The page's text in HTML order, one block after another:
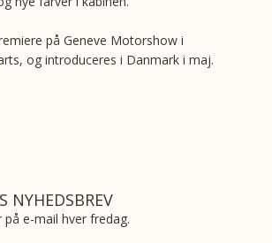
på Geneve Motorshow i
og introduceres i Danmark i maj.
NYHEDSBREV
e-mail hver fredag.